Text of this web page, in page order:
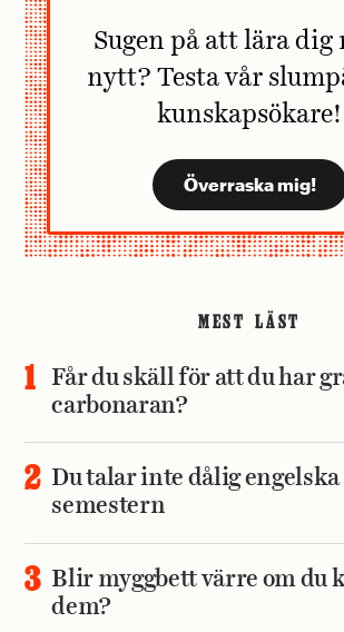
Sugen på att lära dig
nytt? Testa vår
kunskapsökare!
MEST LÄST
Får du skäll för att du har
carbonaran?
Du talar inte dålig engelska
semestern
Blir myggbett värre om du
dem?